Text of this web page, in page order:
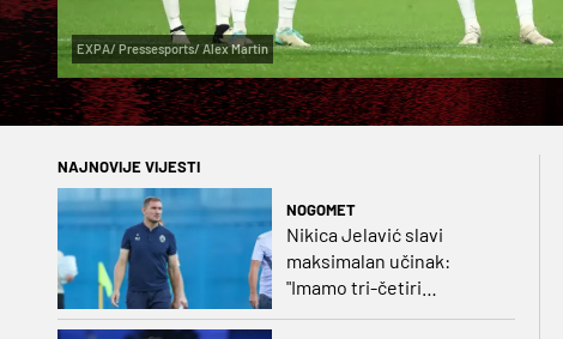
EXPA/ Pressesports/ Alex Martin
NAJNOVIJE VIJESTI
NOGOMET
Nikica Jelavić slavi
maksimalan učinak:
"Imamo tri-četiri